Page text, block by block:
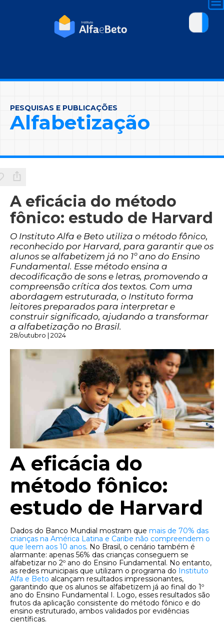
PESQUISAS E PUBLICAÇÕES
Alfabetização
A eficácia do método
fônico: estudo de Harvard
O Instituto Alfa e Beto utiliza o método fônico,
reconhecido por Harvard, para garantir que os
alunos se alfabetizem já no 1º ano do Ensino
Fundamental. Esse método ensina a
decodificação de sons e letras, promovendo a
compreensão crítica dos textos. Com uma
abordagem estruturada, o Instituto forma
leitores preparados para interpretar e
construir significado, ajudando a transformar
a alfabetização no Brasil.
28/outubro | 2024
A eficácia do
método fônico:
estudo de Harvard
Dados do Banco Mundial mostram que mais de 70% das
crianças na América Latina e Caribe não compreendem o
que leem aos 10 anos. No Brasil, o cenário também é
alarmante: apenas 56% das crianças conseguem se
alfabetizar no 2º ano do Ensino Fundamental. No entanto,
as redes municipais que utilizam o programa do Instituto
Alfa e Beto alcançam resultados impressionantes,
garantindo que os alunos se alfabetizem já ao final do 1º
ano do Ensino Fundamental I. Logo, esses resultados são
frutos da aplicação consistente do método fônico e do
ensino estruturado, ambos validados por evidências
científicas.